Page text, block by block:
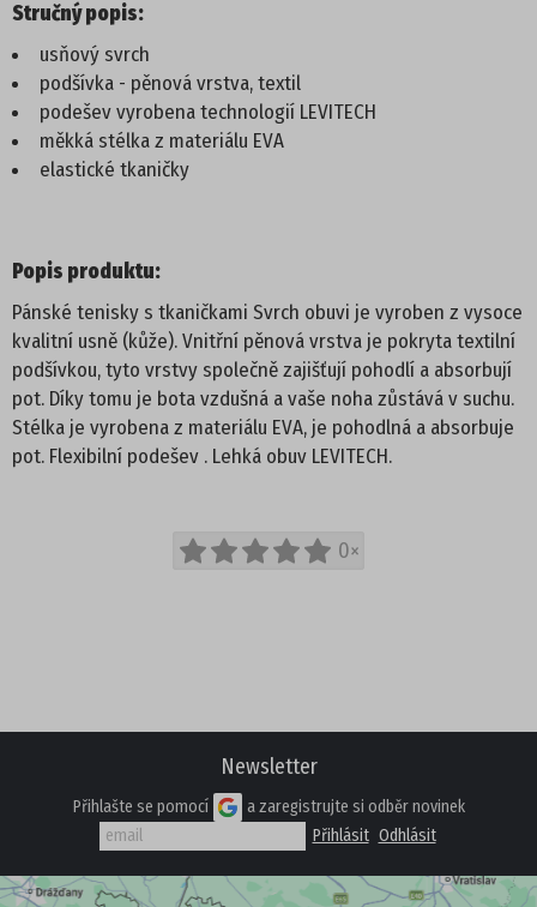
PANTOFLE
SANDÁLE
TENISKY
TREKOVÉ
ZIMNÍ A KOZAČKY
AKČNÍ OBUV
NOVINKY
Stručný popis:
usňový svrch
podšívka - pěnová vrstva, textil
podešev vyrobena technologií LEVITECH
měkká stélka z materiálu EVA
elastické tkaničky
Popis produktu:
Pánské tenisky s tkaničkami Svrch obuvi je vyroben z vysoce
kvalitní usně (kůže). Vnitřní pěnová vrstva je pokryta textilní
podšívkou, tyto vrstvy společně zajišťují pohodlí a absorbují
pot. Díky tomu je bota vzdušná a vaše noha zůstává v suchu.
Stélka je vyrobena z materiálu EVA, je pohodlná a absorbuje
pot. Flexibilní podešev . Lehká obuv LEVITECH.
0×
Newsletter
Přihlašte se pomocí a zaregistrujte si odběr novinek